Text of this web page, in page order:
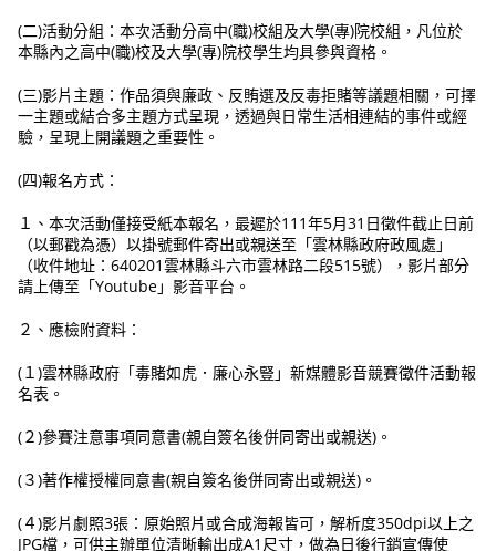
(二)活動分組：本次活動分高中(職)校組及大學(專)院校組，凡位於
本縣內之高中(職)校及大學(專)院校學生均具參與資格。
(三)影片主題：作品須與廉政、反賄選及反毒拒賭等議題相關，可擇
一主題或結合多主題方式呈現，透過與日常生活相連結的事件或經
驗，呈現上開議題之重要性。
(四)報名方式：
１、本次活動僅接受紙本報名，最遲於111年5月31日徵件截止日前
（以郵戳為憑）以掛號郵件寄出或親送至「雲林縣政府政風處」
（收件地址：640201雲林縣斗六市雲林路二段515號），影片部分
請上傳至「Youtube」影音平台。
２、應檢附資料：
(１)雲林縣政府「毒賭如虎．廉心永豎」新媒體影音競賽徵件活動報
名表。
(２)參賽注意事項同意書(親自簽名後併同寄出或親送)。
(３)著作權授權同意書(親自簽名後併同寄出或親送)。
(４)影片劇照3張：原始照片或合成海報皆可，解析度350dpi以上之
JPG檔，可供主辦單位清晰輸出成A1尺寸，做為日後行銷宣傳使